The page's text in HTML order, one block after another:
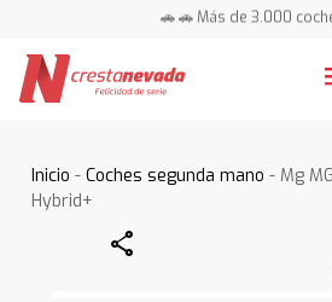
🚗 🚗 Más de 3.000
Inicio -Coches segunda mano - Mg
Hybrid+
Share